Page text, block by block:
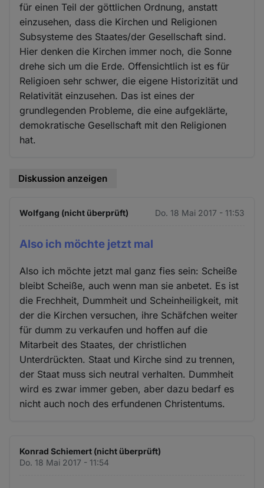
für einen Teil der göttlichen Ordnung, anstatt
einzusehen, dass die Kirchen und Religionen
Subsysteme des Staates/der Gesellschaft sind.
Hier denken die Kirchen immer noch, die Sonne
drehe sich um die Erde. Offensichtlich ist es für
Religioen sehr schwer, die eigene Historizität und
Relativität einzusehen. Das ist eines der
grundlegenden Probleme, die eine aufgeklärte,
demokratische Gesellschaft mit den Religionen
hat.
Diskussion anzeigen
Wolfgang (nicht überprüft) Do. 18 Mai 2017 - 11:53
Also ich möchte jetzt mal
Also ich möchte jetzt mal ganz fies sein: Scheiße
bleibt Scheiße, auch wenn man sie anbetet. Es ist
die Frechheit, Dummheit und Scheinheiligkeit, mit
der die Kirchen versuchen, ihre Schäfchen weiter
für dumm zu verkaufen und hoffen auf die
Mitarbeit des Staates, der christlichen
Unterdrückten. Staat und Kirche sind zu trennen,
der Staat muss sich neutral verhalten. Dummheit
wird es zwar immer geben, aber dazu bedarf es
nicht auch noch des erfundenen Christentums.
Konrad Schiemert (nicht überprüft)
Do. 18 Mai 2017 - 11:54